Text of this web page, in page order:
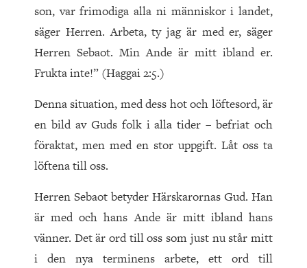
son, var frimodiga alla ni människor i landet,
säger Herren. Arbeta, ty jag är med er, säger
Herren Sebaot. Min Ande är mitt ibland er.
Frukta inte!” (Haggai 2:5.)
Denna situation, med dess hot och löftesord, är
en bild av Guds folk i alla tider – befriat och
föraktat, men med en stor uppgift. Låt oss ta
löftena till oss.
Herren Sebaot betyder Härskarornas Gud. Han
är med och hans Ande är mitt ibland hans
vänner. Det är ord till oss som just nu står mitt
i den nya terminens arbete, ett ord till